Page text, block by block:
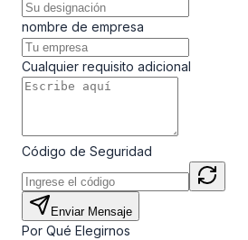
nombre de empresa
Cualquier requisito adicional
Código de Seguridad
Enviar Mensaje
Por Qué Elegirnos